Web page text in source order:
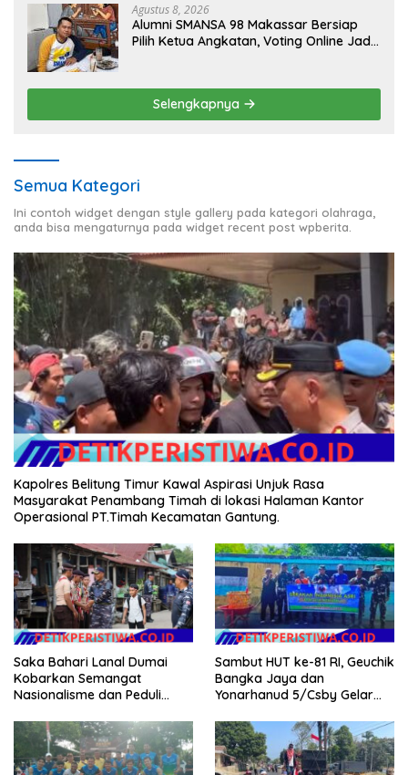
Agustus 8, 2026
Alumni SMANSA 98 Makassar Bersiap
Pilih Ketua Angkatan, Voting Online Jadi
Selengkapnya
Semua Kategori
Ini contoh widget dengan style gallery pada kategori olahraga,
anda bisa mengaturnya pada widget recent post wpberita.
Kapolres Belitung Timur Kawal Aspirasi Unjuk Rasa
Masyarakat Penambang Timah di lokasi Halaman Kantor
Operasional PT.Timah Kecamatan Gantung.
Saka Bahari Lanal Dumai
Kobarkan Semangat
Nasionalisme dan Peduli
Sambut HUT ke-81 RI, Geuchik
Bangka Jaya dan
Yonarhanud 5/Csby Gelar
Gerakan Indonesia Asri